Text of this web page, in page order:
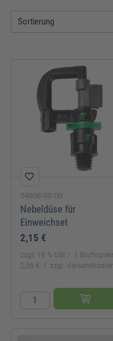
54608-00-00
Nebeldüse für
Einweichset
2,15 €
zzgl. 19 % USt
1
2,56 €
zzgl.